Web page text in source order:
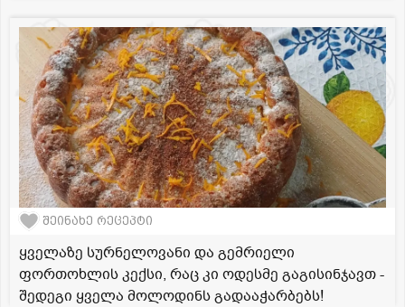
შეინახე რეცეპტი
ყველაზე სურნელოვანი და გემრიელი
ფორთოხლის კექსი, რაც კი ოდესმე გაგისინჯავთ -
შედეგი ყველა მოლოდინს გადააჭარბებს!